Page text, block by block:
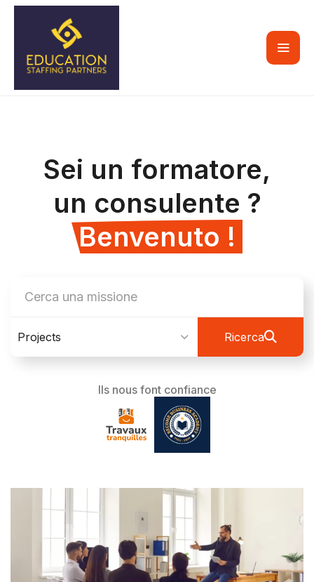
Sei un formatore,
un consulente ?
Benvenuto !
Projects Ricerca
Ils nous font confiance